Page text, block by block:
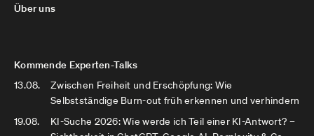
Über uns
Kommende Experten-Talks
13.08.
Zwischen Freiheit und Erschöpfung: Wie
Selbstständige Burn-out früh erkennen und verhindern
19.08.
KI-Suche 2026: Wie werde ich Teil einer KI-Antwort? –